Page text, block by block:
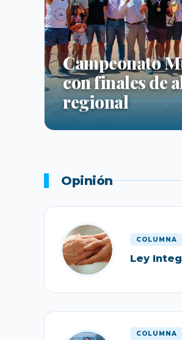
Campeonato
con finales de
regional
Opinión
COLUMNA
Ley
COLUMNA